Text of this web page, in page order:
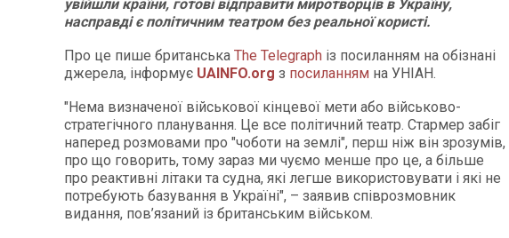
увійшли країни, готові відправити миротворців в Україну,
насправді є політичним театром без реальної користі.
Про це пише британська The Telegraph із посиланням на обізнані
джерела, інформує UAINFO.org з посиланням на УНІАН.
"Нема визначеної військової кінцевої мети або військово-
стратегічного планування. Це все політичний театр. Стармер забіг
наперед розмовами про "чоботи на землі", перш ніж він зрозумів,
про що говорить, тому зараз ми чуємо менше про це, а більше
про реактивні літаки та судна, які легше використовувати і які не
потребують базування в Україні", – заявив співрозмовник
видання, пов’язаний із британським військом.